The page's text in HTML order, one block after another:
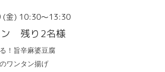
金) 10:30～13:30
ン 残り2名様
！旨辛麻婆豆腐
ワンタン揚げ